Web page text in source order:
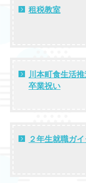
租税教室
川本町食生活
卒業祝い
２年生就職ガ